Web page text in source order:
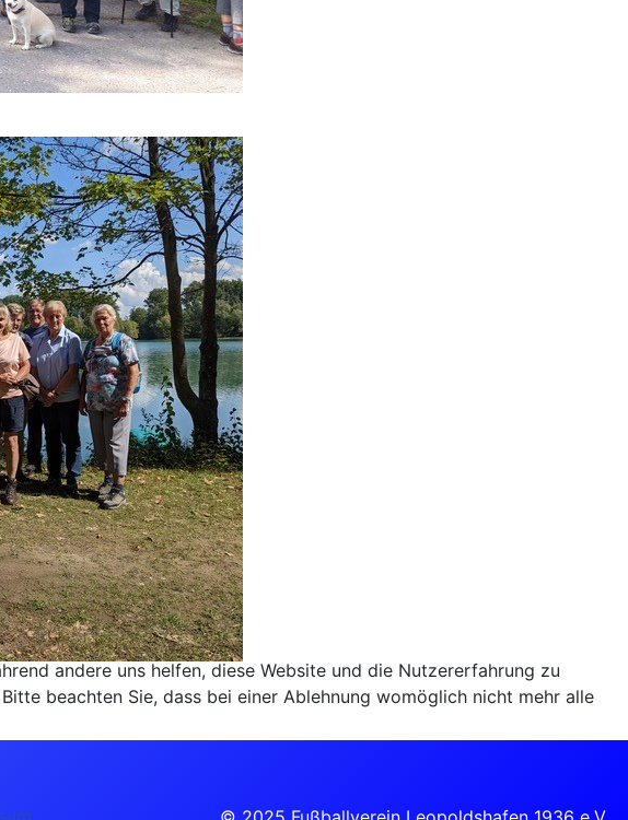
andere uns helfen, diese Website und die Nutzererfahrung zu
beachten Sie, dass bei einer Ablehnung womöglich nicht mehr alle